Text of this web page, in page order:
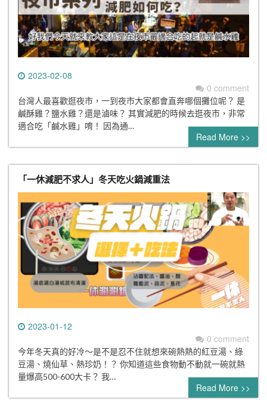
2023-02-08
0 comment
台灣人最喜歡逛夜市，一到夜市大家都會直奔哪個攤位呢？ 是
鹹酥雞？鹽水雞？還是滷味？ 其實減肥的時候去逛夜市，非常
適合吃「鹹水雞」唷！ 因為通…
Read More >>
「一休減肥不求人」冬天吃火鍋減重法
2023-01-12
0 comment
今年冬天真的好冷～是不是忍不住就想來碗熱熱的紅豆湯、綠
豆湯、燒仙草、熱珍奶！？ 你知道這些食物動不動就一碗就熱
量爆高500-600大卡？ 我…
Read More >>